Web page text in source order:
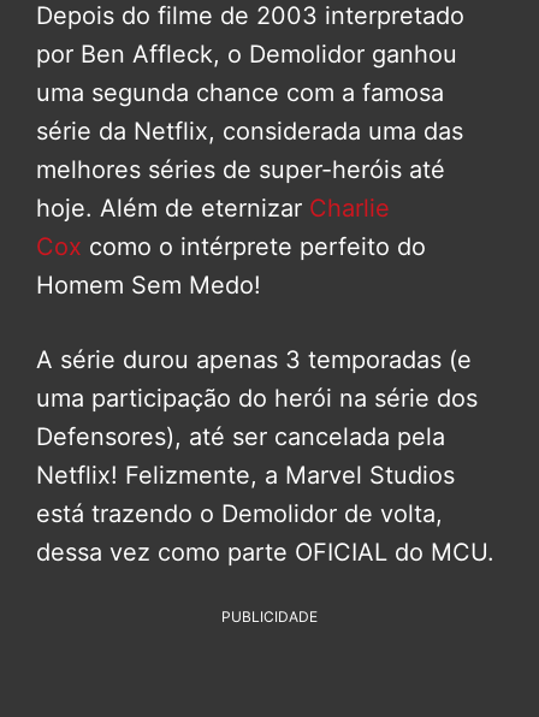
Depois do filme de 2003 interpretado
por Ben Affleck, o Demolidor ganhou
uma segunda chance com a famosa
série da Netflix, considerada uma das
melhores séries de super-heróis até
hoje. Além de eternizar Charlie
Cox como o intérprete perfeito do
Homem Sem Medo!
A série durou apenas 3 temporadas (e
uma participação do herói na série dos
Defensores), até ser cancelada pela
Netflix! Felizmente, a Marvel Studios
está trazendo o Demolidor de volta,
dessa vez como parte OFICIAL do MCU.
PUBLICIDADE